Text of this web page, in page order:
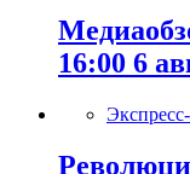
16:00 6